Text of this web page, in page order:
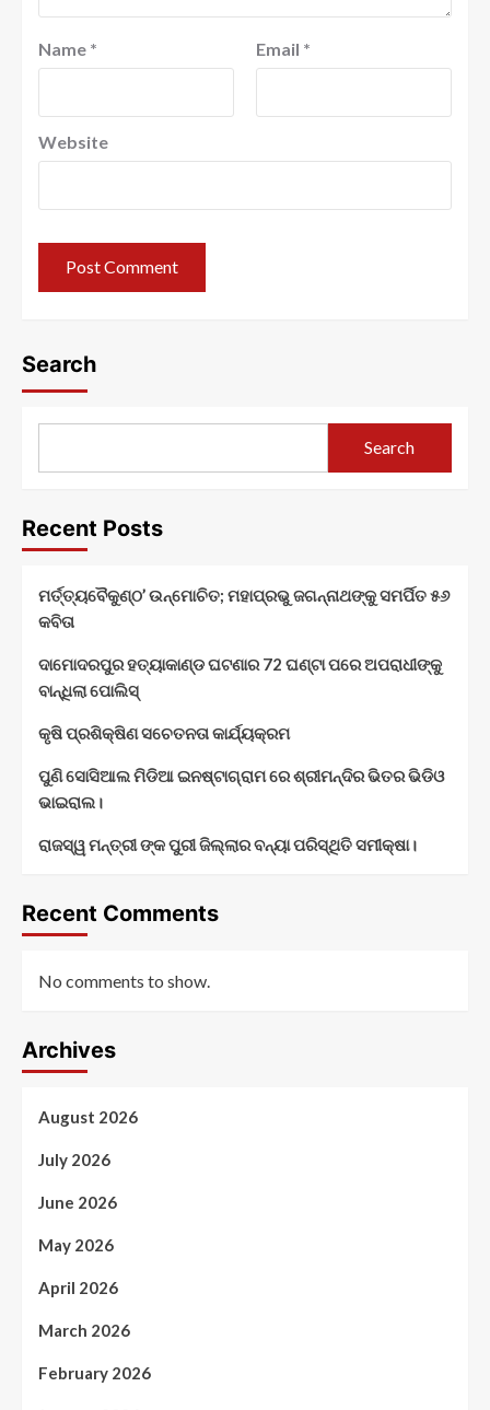
Name * Email *
Website
Search
Search
Recent Posts
ମର୍ତ୍ତ୍ୟବୈକୁଣ୍ଠ’ ଉନ୍ମୋଚିତ; ମହାପ୍ରଭୁ ଜଗନ୍ନାଥଙ୍କୁ ସମର୍ପିତ ୫୬
କବିତା
ଦାମୋଦରପୁର ହତ୍ୟାକାଣ୍ଡ ଘଟଣାର 72 ଘଣ୍ଟା ପରେ ଅପରାଧୀଙ୍କୁ
ବାନ୍ଧିଲା ପୋଲିସ୍
କୃଷି ପ୍ରଶିକ୍ଷିଣ ସଚେତନତା କାର୍ଯ୍ୟକ୍ରମ
ପୁଣି ସୋସିଆଲ ମିଡିଆ ଇନଷ୍ଟାଗ୍ରାମ ରେ ଶ୍ରୀମନ୍ଦିର ଭିତର ଭିଡିଓ
ଭାଇରାଲ।
ରାଜସ୍ୱ ମନ୍ତ୍ରୀ ଙ୍କ ପୁରୀ ଜିଲ୍ଲାର ବନ୍ୟା ପରିସ୍ଥିତି ସମୀକ୍ଷା।
Recent Comments
No comments to show.
Archives
August 2026
July 2026
June 2026
May 2026
April 2026
March 2026
February 2026